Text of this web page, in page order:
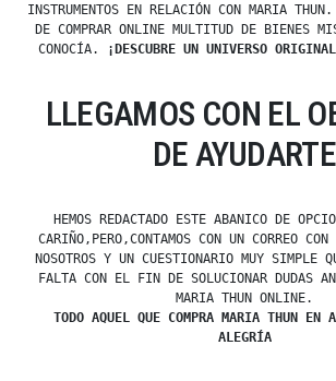
INSTRUMENTOS EN RELACIÓN CON MARIA
DE COMPRAR ONLINE MULTITUD DE BIENES
CONOCÍA.
¡DESCUBRE UN UNIVERSO
LLEGAMOS CON EL
DE AYUDARTE
HEMOS REDACTADO ESTE ABANICO DE
CARIÑO,PERO,CONTAMOS CON UN CORREO
NOSOTROS Y UN CUESTIONARIO MUY SIMPLE
FALTA CON EL FIN DE SOLUCIONAR DUDAS
MARIA THUN ONLINE.
TODO AQUEL QUE COMPRA MARIA THUN EN
ALEGRÍA